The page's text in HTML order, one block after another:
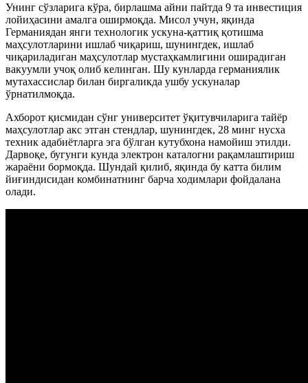
Унинг сўзларига кўра, бирлашма айни пайтда 9 та инвестиция
лойиҳасини амалга оширмоқда. Мисол учун, яқинда
Германиядан янги технологик ускуна-қаттиқ қотишма
маҳсулотларини ишлаб чиқариш, шунингдек, ишлаб
чиқариладиган маҳсулотлар мустаҳкамлигини оширадиган
вакуумли учоқ олиб келинган. Шу кунларда германиялик
мутахассислар билан биргаликда ушбу ускуналар
ўрнатилмоқда.
Ахборот қисмидан сўнг университет ўқитувчиларига тайёр
маҳсулотлар акс этган стендлар, шунингдек, 28 минг нусха
техник адабиётларга эга бўлган кутубхона намойиш этилди.
Дарвоқе, бугунги кунда электрон каталогни рақамлаштириш
жараёни бормоқда. Шундай қилиб, яқинда бу катта билим
йиғиндисидан комбинатнинг барча ходимлари фойдалана
олади.